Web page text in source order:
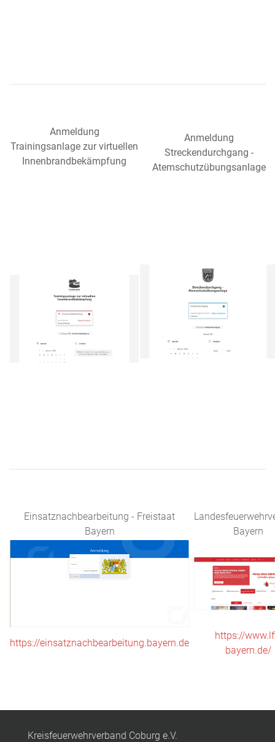
Anmeldung
Trainingsanlage zur virtuellen
Innenbrandbekämpfung
Anmeldung
Streckendurchgang -
Atemschutzübungsanlage
Einsatznachbearbeitung - Freistaat
Bayern
Bayern
https://einsatznachbearbeitung.bayern.de
https://
bayern.de/
Kreisfeuerwehrverband Coburg e.V.